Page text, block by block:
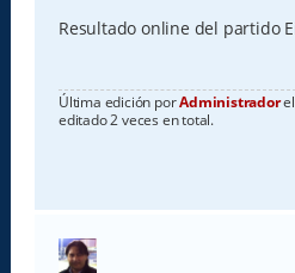
s
a
Resultado online del partido
Última edición porAdministradorel
editado 2 veces en total.